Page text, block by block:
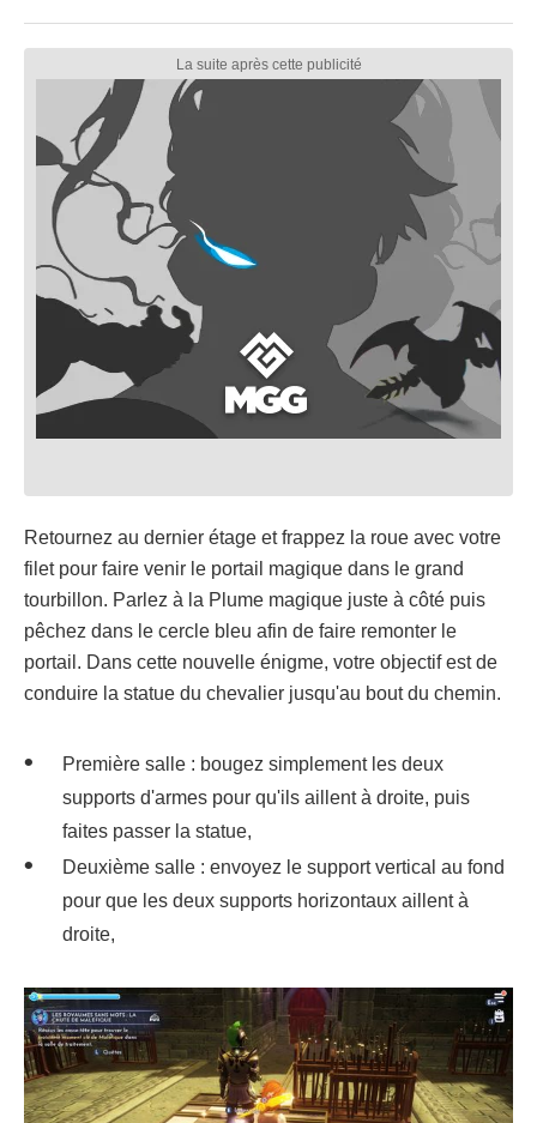
Retournez au dernier étage et frappez la roue avec votre
filet pour faire venir le portail magique dans le grand
tourbillon. Parlez à la Plume magique juste à côté puis
pêchez dans le cercle bleu afin de faire remonter le
portail. Dans cette nouvelle énigme, votre objectif est de
conduire la statue du chevalier jusqu'au bout du chemin.
Première salle : bougez simplement les deux
supports d'armes pour qu'ils aillent à droite, puis
faites passer la statue,
Deuxième salle : envoyez le support vertical au fond
pour que les deux supports horizontaux aillent à
droite,